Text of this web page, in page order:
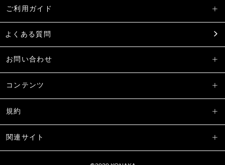
ご利用ガイド
よくある質問
お問い合わせ
コンテンツ
規約
関連サイト